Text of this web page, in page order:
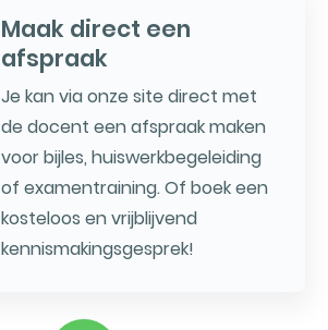
Maak direct een
afspraak
Je kan via onze site direct met
de docent een afspraak maken
voor bijles, huiswerkbegeleiding
of examentraining. Of boek een
kosteloos en vrijblijvend
kennismakingsgesprek!